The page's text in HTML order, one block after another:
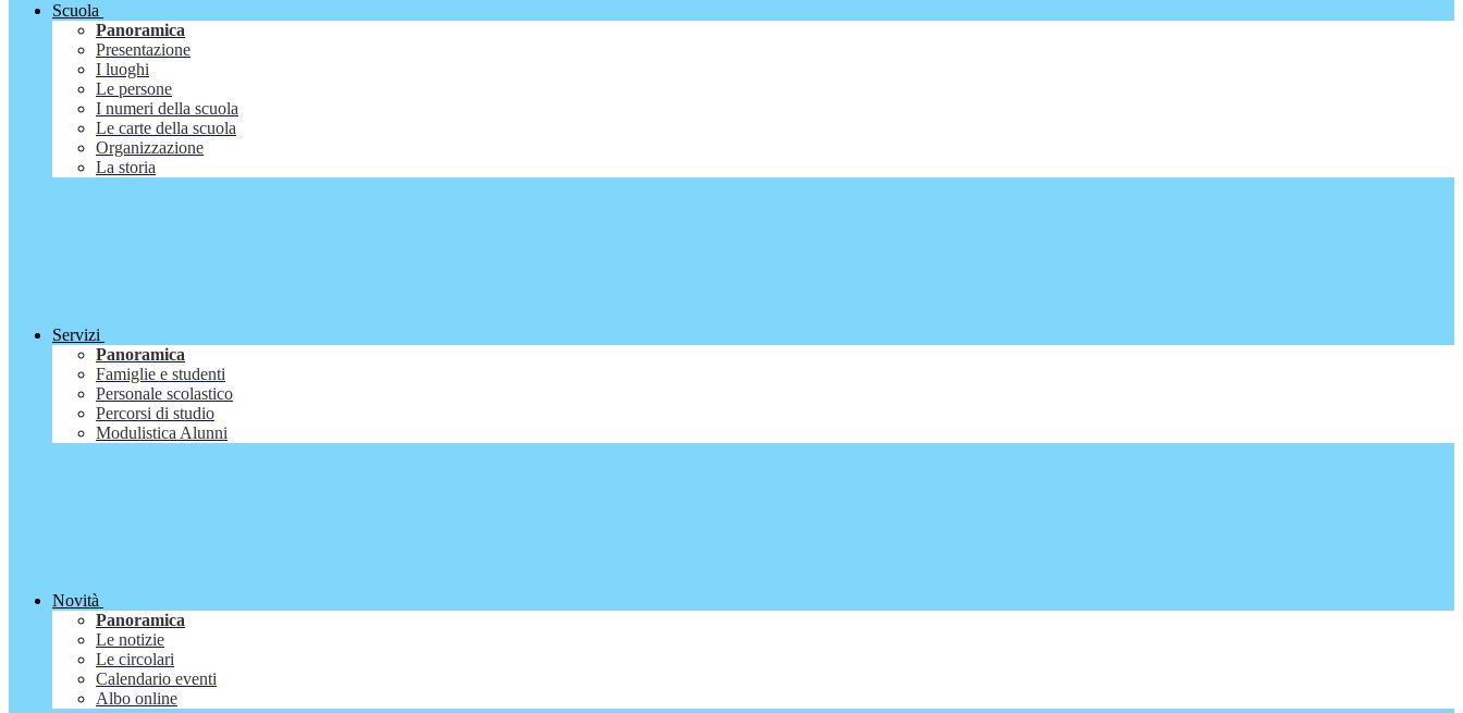
Scuola
Panoramica
Presentazione
I luoghi
Le persone
I numeri della scuola
Le carte della scuola
Organizzazione
La storia
Servizi
Panoramica
Famiglie e studenti
Personale scolastico
Percorsi di studio
Modulistica Alunni
Novità
Panoramica
Le notizie
Le circolari
Calendario eventi
Albo online